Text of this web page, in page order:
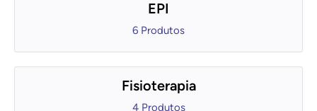
EPI
6 Produtos
Fisioterapia
4 Produtos